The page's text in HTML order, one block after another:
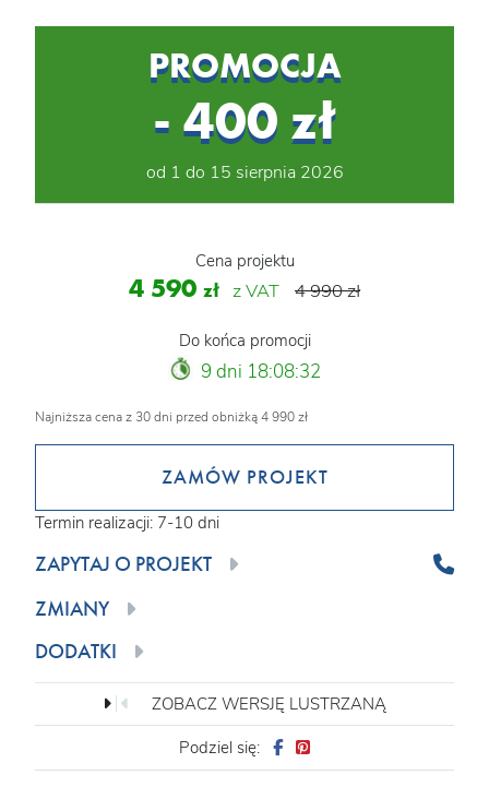
PROMOCJA
- 400 zł
od 1 do 15 sierpnia 2026
Cena projektu
4 590 zł z VAT 4 990 zł
Do końca promocji
9 dni 18:08:31
Najniższa cena z 30 dni przed obniżką 4 990 zł
ZAMÓW PROJEKT
Termin realizacji: 7-10 dni
ZAPYTAJ O PROJEKT
ZMIANY
DODATKI
ZOBACZ WERSJĘ LUSTRZANĄ
Podziel się: